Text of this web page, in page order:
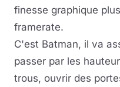
finesse graphique
framerate.
C'est Batman, il va
passer par les
trous, ouvrir des